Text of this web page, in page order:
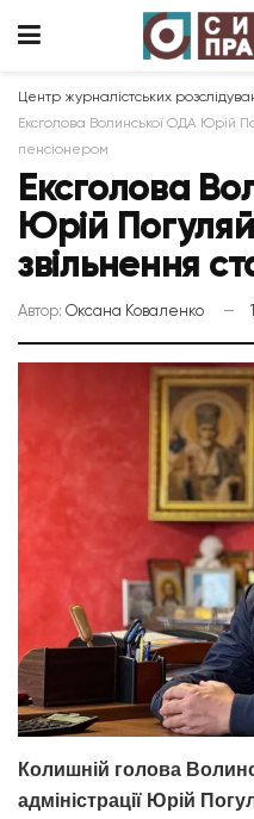
Центр журналістських
Ексголова Волинської ОДА Юрій
пенсіонером
Ексголова
Юрій
звільнення
Автор: Оксана Коваленко
Колишній голова
адміністрації Юрій